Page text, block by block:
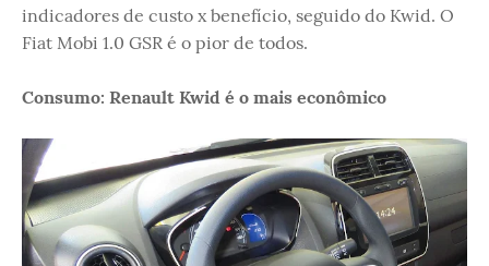
indicadores de custo x benefício, seguido do Kwid. O
Fiat Mobi 1.0 GSR é o pior de todos.
Consumo: Renault Kwid é o mais econômico